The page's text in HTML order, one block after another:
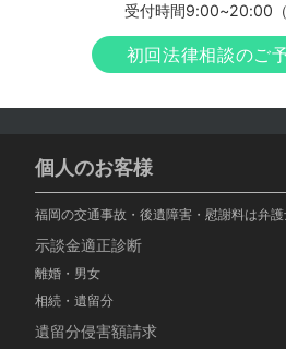
受付時間9:00~20:00（
初回法律相談のご
個人のお客様
福岡の交通事故・後遺障害・慰謝料は弁
示談金適正診断
離婚・男女
相続・遺留分
遺留分侵害額請求